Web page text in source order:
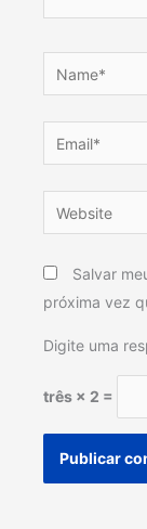
Name*
Email*
Website
Salvar
próxima vez
Digite uma
três × 2 =